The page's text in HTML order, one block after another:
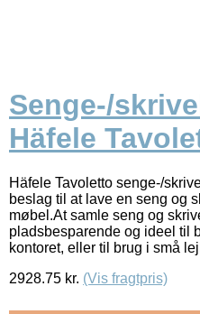
Senge-/
Häfele
Häfele Tavoletto senge-/
beslag til at lave en seng og
møbel.At samle seng og
pladsbesparende og ideel til
kontoret, eller til brug i små
2928.75 kr. (Vis fragtpris)